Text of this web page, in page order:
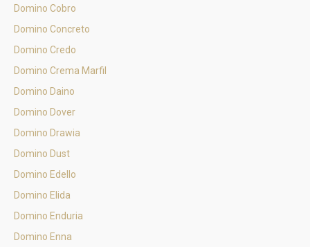
Domino Cobro
Domino Concreto
Domino Credo
Domino Crema Marfil
Domino Daino
Domino Dover
Domino Drawia
Domino Dust
Domino Edello
Domino Elida
Domino Enduria
Domino Enna